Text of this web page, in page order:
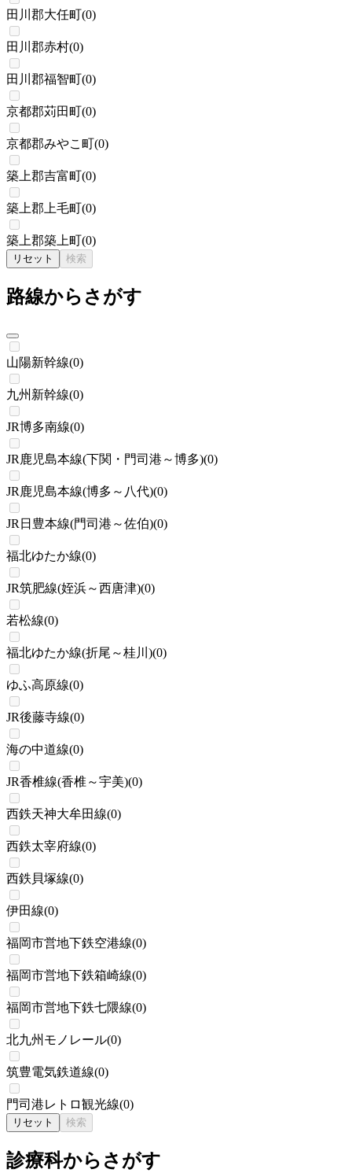
田川郡大任町(0)
田川郡赤村(0)
田川郡福智町(0)
京都郡苅田町(0)
京都郡みやこ町(0)
築上郡吉富町(0)
築上郡上毛町(0)
築上郡築上町(0)
リセット 検索
路線からさがす
山陽新幹線(0)
九州新幹線(0)
JR博多南線(0)
JR鹿児島本線(下関・門司港～博多)(0)
JR鹿児島本線(博多～八代)(0)
JR日豊本線(門司港～佐伯)(0)
福北ゆたか線(0)
JR筑肥線(姪浜～西唐津)(0)
若松線(0)
福北ゆたか線(折尾～桂川)(0)
ゆふ高原線(0)
JR後藤寺線(0)
海の中道線(0)
JR香椎線(香椎～宇美)(0)
西鉄天神大牟田線(0)
西鉄太宰府線(0)
西鉄貝塚線(0)
伊田線(0)
福岡市営地下鉄空港線(0)
福岡市営地下鉄箱崎線(0)
福岡市営地下鉄七隈線(0)
北九州モノレール(0)
筑豊電気鉄道線(0)
門司港レトロ観光線(0)
リセット 検索
診療科からさがす